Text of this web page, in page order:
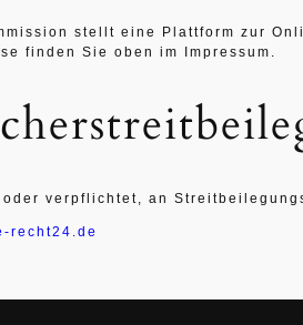
stellt eine Plattform zur
finden Sie oben im Impressum.
verpflichtet, an
recht24.de